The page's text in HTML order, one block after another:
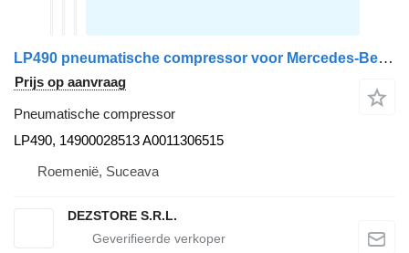
LP490 pneumatische compressor voor Mercedes-Benz ACTROS MP4 trekker
Prijs op aanvraag
Pneumatische compressor
LP490, 14900028513 A0011306515
Roemenië, Suceava
DEZSTORE S.R.L.